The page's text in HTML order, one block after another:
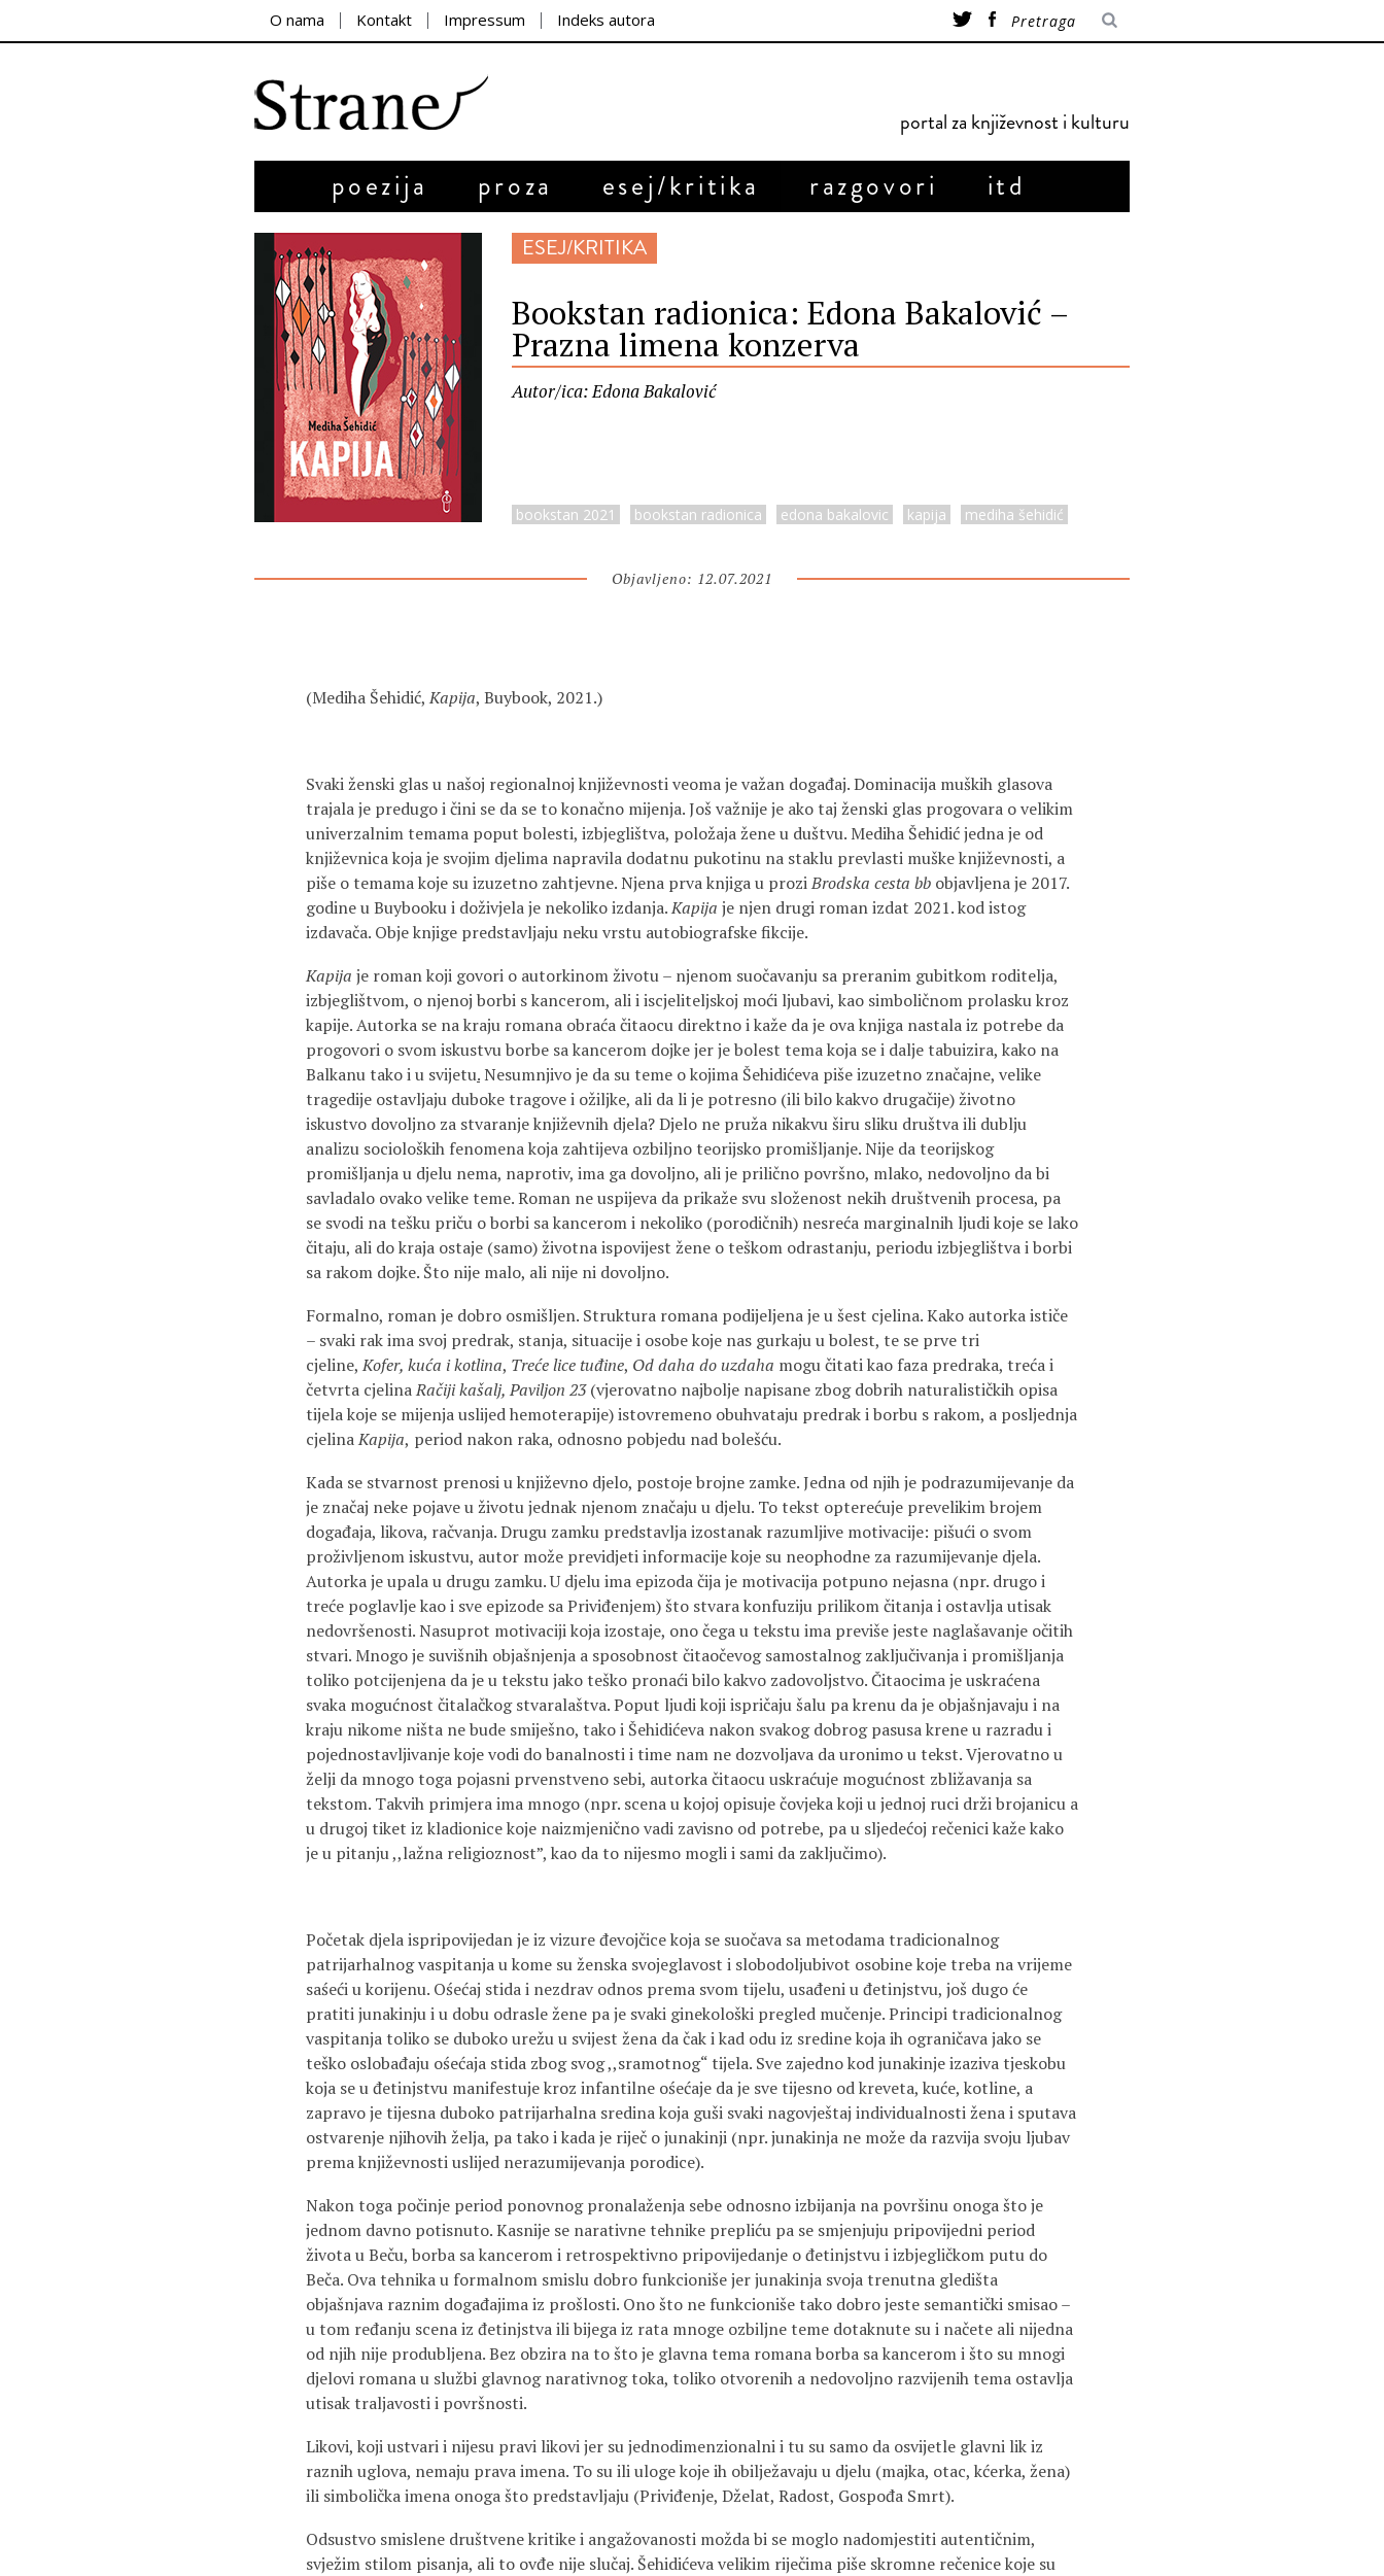
O nama Kontakt Impressum Indeks autora
portal za književnost i kulturu
poezija proza esej/kritika razgovori itd
ESEJ/KRITIKA
Bookstan radionica: Edona Bakalović –
Prazna limena konzerva
Autor/ica: Edona Bakalović
bookstan 2021 bookstan radionica edona bakalovic kapija mediha šehidić
Objavljeno: 12.07.2021
(Mediha Šehidić,Kapija, Buybook, 2021.)
Svaki ženski glas u našoj regionalnoj književnosti veoma je važan događaj. Dominacija muških glasova
trajala je predugo i čini se da se to konačno mijenja. Još važnije je ako taj ženski glas progovara o velikim
univerzalnim temama poput bolesti, izbjeglištva, položaja žene u duštvu. Mediha Šehidić jedna je od
književnica koja je svojim djelima napravila dodatnu pukotinu na staklu prevlasti muške književnosti, a
piše o temama koje su izuzetno zahtjevne. Njena prva knjiga u proziBrodska cesta bb objavljena je 2017.
godine u Buybooku i doživjela je nekoliko izdanja.Kapija je njen drugi roman izdat 2021. kod istog
izdavača. Obje knjige predstavljaju neku vrstu autobiografske fikcije.
Kapija je roman koji govori o autorkinom životu – njenom suočavanju sa preranim gubitkom roditelja,
izbjeglištvom, o njenoj borbi s kancerom, ali i iscjeliteljskoj moći ljubavi, kao simboličnom prolasku kroz
kapije. Autorka se na kraju romana obraća čitaocu direktno i kaže da je ova knjiga nastala iz potrebe da
progovori o svom iskustvu borbe sa kancerom dojke jer je bolest tema koja se i dalje tabuizira, kako na
Balkanu tako i u svijetu.Nesumnjivo je da su teme o kojima Šehidićeva piše izuzetno značajne, velike
tragedije ostavljaju duboke tragove i ožiljke, ali da li je potresno (ili bilo kakvo drugačije) životno
iskustvo dovoljno za stvaranje književnih djela? Djelo ne pruža nikakvu širu sliku društva ili dublju
analizu socioloških fenomena koja zahtijeva ozbiljno teorijsko promišljanje. Nije da teorijskog
promišljanja u djelu nema, naprotiv, ima ga dovoljno, ali je prilično površno, mlako, nedovoljno da bi
savladalo ovako velike teme. Roman ne uspijeva da prikaže svu složenost nekih društvenih procesa, pa
se svodi na tešku priču o borbi sa kancerom i nekoliko (porodičnih) nesreća marginalnih ljudi koje se lako
čitaju, ali do kraja ostaje (samo) životna ispovijest žene o teškom odrastanju, periodu izbjeglištva i borbi
sa rakom dojke. Što nije malo, ali nije ni dovoljno.
Formalno, roman je dobro osmišljen. Struktura romana podijeljena je u šest cjelina. Kako autorka ističe
– svaki rak ima svoj predrak, stanja, situacije i osobe koje nas gurkaju u bolest, te se prve tri
cjeline,Kofer, kuća i kotlina, Treće lice tuđine, Od daha do uzdaha mogu čitati kao faza predraka, treća i
četvrta cjelinaRačiji kašalj, Paviljon 23(vjerovatno najbolje napisane zbog dobrih naturalističkih opisa
tijela koje se mijenja uslijed hemoterapije) istovremeno obuhvataju predrak i borbu s rakom, a posljednja
cjelinaKapija, period nakon raka, odnosno pobjedu nad bolešću.
Kada se stvarnost prenosi u književno djelo, postoje brojne zamke. Jedna od njih je podrazumijevanje da
je značaj neke pojave u životu jednak njenom značaju u djelu. To tekst opterećuje prevelikim brojem
događaja, likova, račvanja. Drugu zamku predstavlja izostanak razumljive motivacije: pišući o svom
proživljenom iskustvu, autor može previdjeti informacije koje su neophodne za razumijevanje djela.
Autorka je upala u drugu zamku. U djelu ima epizoda čija je motivacija potpuno nejasna (npr. drugo i
treće poglavlje kao i sve epizode sa Priviđenjem) što stvara konfuziju prilikom čitanja i ostavlja utisak
nedovršenosti. Nasuprot motivaciji koja izostaje, ono čega u tekstu ima previše jeste naglašavanje očitih
stvari. Mnogo je suvišnih objašnjenja a sposobnost čitaočevog samostalnog zaključivanja i promišljanja
toliko potcijenjena da je u tekstu jako teško pronaći bilo kakvo zadovoljstvo. Čitaocima je uskraćena
svaka mogućnost čitalačkog stvaralaštva. Poput ljudi koji ispričaju šalu pa krenu da je objašnjavaju i na
kraju nikome ništa ne bude smiješno, tako i Šehidićeva nakon svakog dobrog pasusa krene u razradu i
pojednostavljivanje koje vodi do banalnosti i time nam ne dozvoljava da uronimo u tekst. Vjerovatno u
želji da mnogo toga pojasni prvenstveno sebi, autorka čitaocu uskraćuje mogućnost zbližavanja sa
tekstom. Takvih primjera ima mnogo (npr. scena u kojoj opisuje čovjeka koji u jednoj ruci drži brojanicu a
u drugoj tiket iz kladionice koje naizmjenično vadi zavisno od potrebe, pa u sljedećoj rečenici kaže kako
je u pitanju ,,lažna religioznost”, kao da to nijesmo mogli i sami da zaključimo).
Početak djela ispripovijedan je iz vizure đevojčice koja se suočava sa metodama tradicionalnog
patrijarhalnog vaspitanja u kome su ženska svojeglavost i slobodoljubivot osobine koje treba na vrijeme
saśeći u korijenu. Ośećaj stida i nezdrav odnos prema svom tijelu, usađeni u đetinjstvu, još dugo će
pratiti junakinju i u dobu odrasle žene pa je svaki ginekološki pregled mučenje. Principi tradicionalnog
vaspitanja toliko se duboko urežu u svijest žena da čak i kad odu iz sredine koja ih ograničava jako se
teško oslobađaju ośećaja stida zbog svog ,,sramotnog“ tijela. Sve zajedno kod junakinje izaziva tjeskobu
koja se u đetinjstvu manifestuje kroz infantilne ośećaje da je sve tijesno od kreveta, kuće, kotline, a
zapravo je tijesna duboko patrijarhalna sredina koja guši svaki nagovještaj individualnosti žena i sputava
ostvarenje njihovih želja, pa tako i kada je riječ o junakinji (npr. junakinja ne može da razvija svoju ljubav
prema književnosti uslijed nerazumijevanja porodice).
Nakon toga počinje period ponovnog pronalaženja sebe odnosno izbijanja na površinu onoga što je
jednom davno potisnuto. Kasnije se narativne tehnike prepliću pa se smjenjuju pripovijedni period
života u Beču, borba sa kancerom i retrospektivno pripovijedanje o đetinjstvu i izbjegličkom putu do
Beča. Ova tehnika u formalnom smislu dobro funkcioniše jer junakinja svoja trenutna gledišta
objašnjava raznim događajima iz prošlosti. Ono što ne funkcioniše tako dobro jeste semantički smisao –
u tom ređanju scena iz đetinjstva ili bijega iz rata mnoge ozbiljne teme dotaknute su i načete ali nijedna
od njih nije produbljena. Bez obzira na to što je glavna tema romana borba sa kancerom i što su mnogi
djelovi romana u službi glavnog narativnog toka, toliko otvorenih a nedovoljno razvijenih tema ostavlja
utisak traljavosti i površnosti.
Likovi, koji ustvari i nijesu pravi likovi jer su jednodimenzionalni i tu su samo da osvijetle glavni lik iz
raznih uglova, nemaju prava imena. To su ili uloge koje ih obilježavaju u djelu (majka, otac, kćerka, žena)
ili simbolička imena onoga što predstavljaju (Priviđenje, Dželat, Radost, Gospođa Smrt).
Odsustvo smislene društvene kritike i angažovanosti možda bi se moglo nadomjestiti autentičnim,
svježim stilom pisanja, ali to ovđe nije slučaj. Šehidićeva velikim riječima piše skromne rečenice koje su